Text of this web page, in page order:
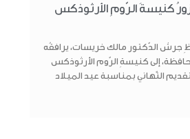
كنيسةَ الرّومِ الأرثوذكس
جرش الدّكتور مالك خريسات، يرافقُه
إلى كنيسةِ الرّوم الأرثوذكس
التّهاني بمناسبة عيد الميلاد